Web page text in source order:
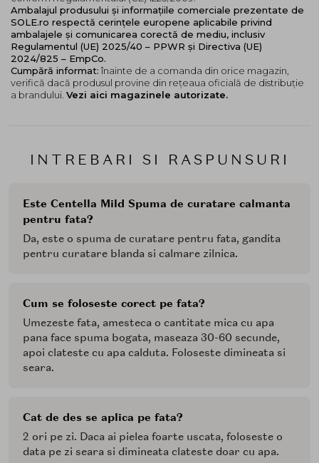
INTREBARI SI RASPUNSURI
Este Centella Mild Spuma de curatare calmanta
pentru fata?
Da, este o spuma de curatare pentru fata, gandita
pentru curatare blanda si calmare zilnica.
Cum se foloseste corect pe fata?
Umezeste fata, amesteca o cantitate mica cu apa
pana face spuma bogata, maseaza 30-60 secunde,
apoi clateste cu apa calduta. Foloseste dimineata si
seara.
Cat de des se aplica pe fata?
2 ori pe zi. Daca ai pielea foarte uscata, foloseste o
data pe zi seara si dimineata clateste doar cu apa.
Ambalajul produsului și informațiile comerciale prezentate de
SOLE.ro respectă cerințele europene aplicabile privind
ambalajele și comunicarea corectă de mediu, inclusiv
Regulamentul (UE) 2025/40 – PPWR și Directiva (UE)
2024/825 – EmpCo.
Cumpără informat: înainte de a comanda din orice magazin,
verifică dacă produsul provine din rețeaua oficială de distribuție
a brandului. Vezi aici magazinele autorizate.